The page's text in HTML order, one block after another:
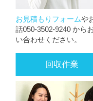
お見積もりフォームや
話050-3502-9240 から
い合わせください。
回収作業